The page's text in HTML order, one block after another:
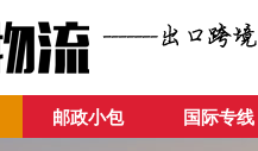
邮政小包 国际专线